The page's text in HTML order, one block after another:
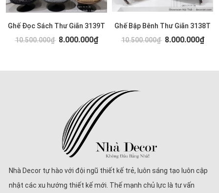
Ghế Đọc Sách Thư Giãn 3139T
10.500.000₫ 8.000.000₫
Ghế Bập Bênh Thư Giãn 3138T
10.500.000₫ 8.000.000₫
Nhà Decor tự hào với đội ngũ thiết kế trẻ, luôn sáng tạo luôn cập
nhật các xu hướng thiết kế mới. Thế mạnh chủ lực là tư vấn